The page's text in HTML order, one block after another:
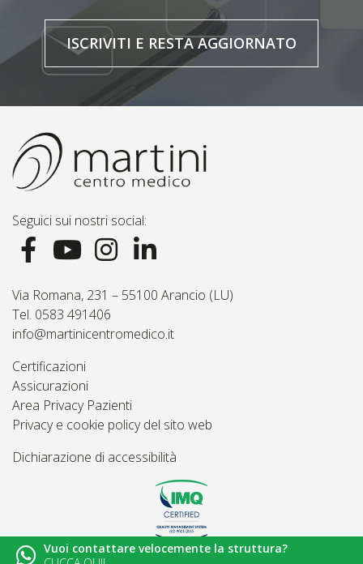
ISCRIVITI E RESTA AGGIORNATO
Seguici sui nostri social:
Via Romana, 231 – 55100 Arancio (LU)
Tel. 0583 491406
info@martinicentromedico.it
Certificazioni
Assicurazioni
Area Privacy Pazienti
Privacy e cookie policy del sito web
Dichiarazione di accessibilità
© 2026Martini Centro Medico - Lucca
Vuoi contattare velocemente la struttura?